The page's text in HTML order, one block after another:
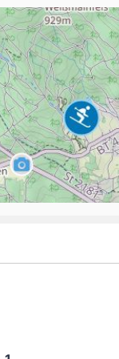
Türkei
Vereinigte Arabische Emirate
Salomon
Scott